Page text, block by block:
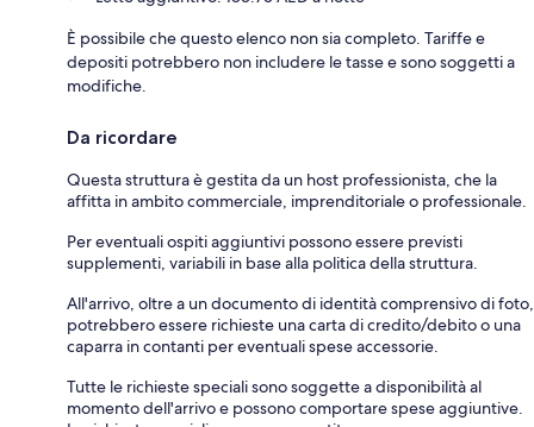
È possibile che questo elenco non sia completo. Tariffe e
depositi potrebbero non includere le tasse e sono soggetti a
modifiche.
Da ricordare
Questa struttura è gestita da un host professionista, che la
affitta in ambito commerciale, imprenditoriale o professionale.
Per eventuali ospiti aggiuntivi possono essere previsti
supplementi, variabili in base alla politica della struttura.
All'arrivo, oltre a un documento di identità comprensivo di foto,
potrebbero essere richieste una carta di credito/debito o una
caparra in contanti per eventuali spese accessorie.
Tutte le richieste speciali sono soggette a disponibilità al
momento dell'arrivo e possono comportare spese aggiuntive.